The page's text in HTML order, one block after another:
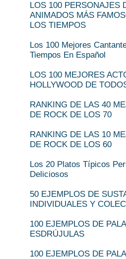
LOS 100 PERSONAJES
ANIMADOS MÁS
LOS TIEMPOS
Los 100 Mejores
Tiempos En Español
LOS 100 MEJORES
HOLLYWOOD DE
RANKING DE LAS 40
DE ROCK DE LOS 70
RANKING DE LAS 10
DE ROCK DE LOS 60
Los 20 Platos Típicos
Deliciosos
50 EJEMPLOS DE
INDIVIDUALES Y
100 EJEMPLOS DE
ESDRÚJULAS
100 EJEMPLOS DE